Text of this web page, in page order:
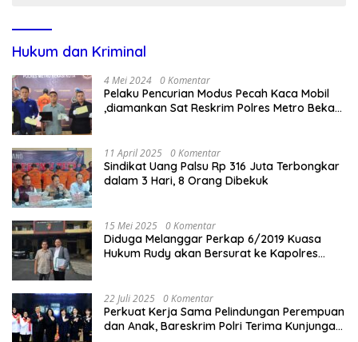
Hukum dan Kriminal
4 Mei 2024 0 Komentar
Pelaku Pencurian Modus Pecah Kaca Mobil
,diamankan Sat Reskrim Polres Metro Bekasi
11 April 2025 0 Komentar
Sindikat Uang Palsu Rp 316 Juta Terbongkar
dalam 3 Hari, 8 Orang Dibekuk
15 Mei 2025 0 Komentar
Diduga Melanggar Perkap 6/2019 Kuasa
Hukum Rudy akan Bersurat ke Kapolres
22 Juli 2025 0 Komentar
Perkuat Kerja Sama Pelindungan Perempuan
dan Anak, Bareskrim Polri Terima Kunjungan